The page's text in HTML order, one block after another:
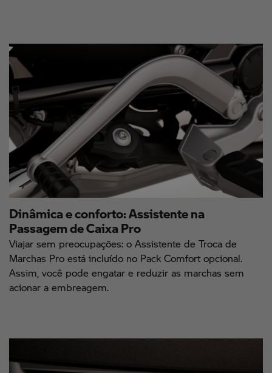
Dinâmica e conforto: Assistente na
Passagem de Caixa Pro
Viajar sem preocupações: o Assistente de Troca de
Marchas Pro está incluído no Pack Comfort opcional.
Assim, você pode engatar e reduzir as marchas sem
acionar a embreagem.